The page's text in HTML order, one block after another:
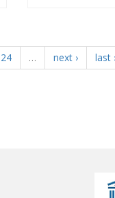
24 … next › last